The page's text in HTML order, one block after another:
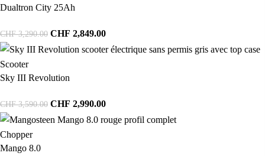
Dualtron City 25Ah
CHF3,290.00 CHF 2,849.00
Scooter
Sky III Revolution
CHF3,590.00 CHF 2,990.00
Chopper
Mango 8.0